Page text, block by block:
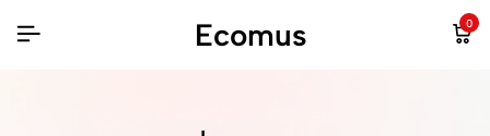
Ecomus 0